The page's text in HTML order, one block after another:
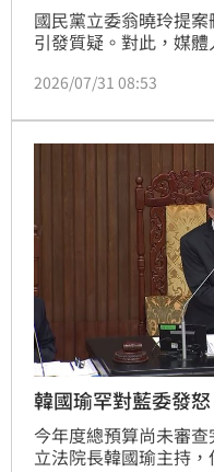
國民黨立委翁曉玲提
引發質疑。對此，媒
有國民黨執政的縣市長
2026/07/31 08:53
韓國瑜罕對藍委發
今年度總預算尚未審
立法院長韓國瑜主持